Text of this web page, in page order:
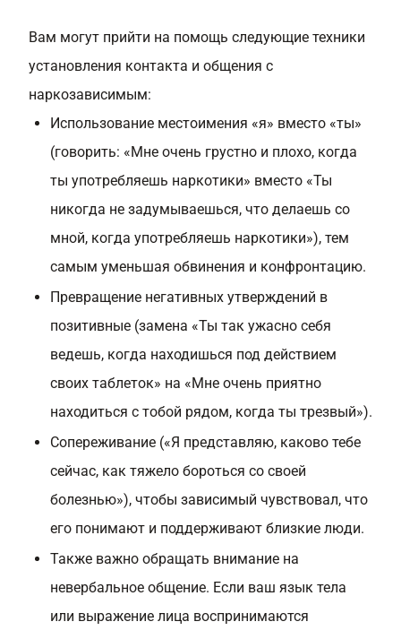
Вам могут прийти на помощь следующие техники
установления контакта и общения с
наркозависимым:
Использование местоимения «я» вместо «ты»
(говорить: «Мне очень грустно и плохо, когда
ты употребляешь наркотики» вместо «Ты
никогда не задумываешься, что делаешь со
мной, когда употребляешь наркотики»), тем
самым уменьшая обвинения и конфронтацию.
Превращение негативных утверждений в
позитивные (замена «Ты так ужасно себя
ведешь, когда находишься под действием
своих таблеток» на «Мне очень приятно
находиться с тобой рядом, когда ты трезвый»).
Сопереживание («Я представляю, каково тебе
сейчас, как тяжело бороться со своей
болезнью»), чтобы зависимый чувствовал, что
его понимают и поддерживают близкие люди.
Также важно обращать внимание на
невербальное общение. Если ваш язык тела
или выражение лица воспринимаются